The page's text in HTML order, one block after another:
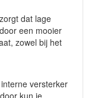
dat lage
een mooier
zowel bij het
versterker
kun je